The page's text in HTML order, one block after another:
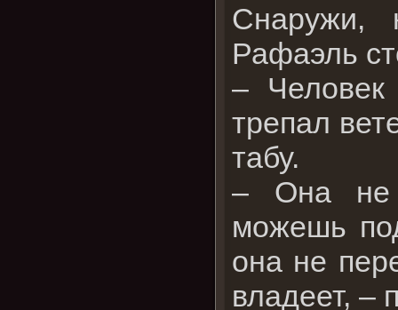
Снаружи,
Рафаэль
–
трепал
табу.
– Она не
можешь
она не
владеет, –